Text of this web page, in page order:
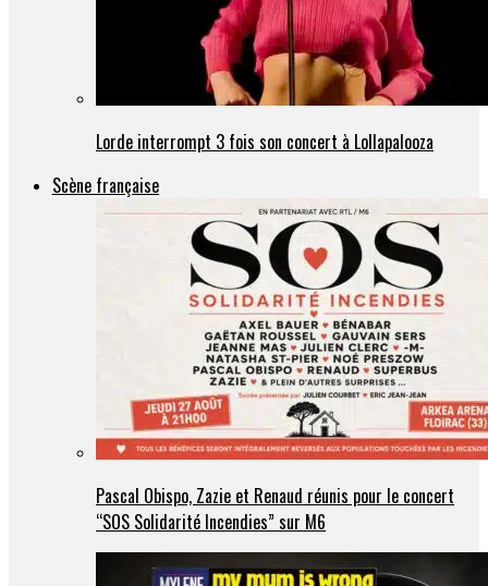
Lorde interrompt 3 fois son concert à Lollapalooza
Scène française
Pascal Obispo, Zazie et Renaud réunis pour le concert
“SOS Solidarité Incendies” sur M6